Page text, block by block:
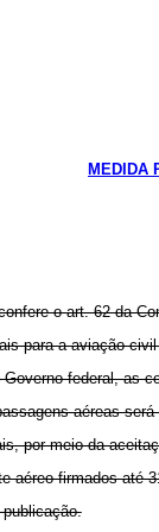
MEDIDA
o art. 62 da
para a aviação
federal, as
aéreas
por meio da
aéreo firmados até